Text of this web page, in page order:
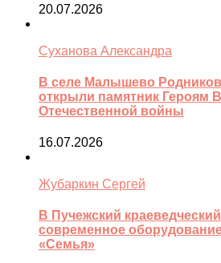
20.07.2026
Суханова Александра
В селе Малышево
открыли памятник Героям
Отечественной войны
16.07.2026
Жубаркин Сергей
В Пучежский
современное
«Семья»